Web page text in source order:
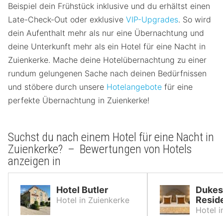
Beispiel dein Frühstück inklusive und du erhältst einen
Late-Check-Out oder exklusive VIP-Upgrades. So wird
dein Aufenthalt mehr als nur eine Übernachtung und
deine Unterkunft mehr als ein Hotel für eine Nacht in
Zuienkerke. Mache deine Hotelübernachtung zu einer
rundum gelungenen Sache nach deinen Bedürfnissen
und stöbere durch unsere Hotelangebote für eine
perfekte Übernachtung in Zuienkerke!
Suchst du nach einem Hotel für eine Nacht in
Zuienkerke? – Bewertungen von Hotels
anzeigen in
Hotel Butler
Hotel in Zuienkerke
Hotel